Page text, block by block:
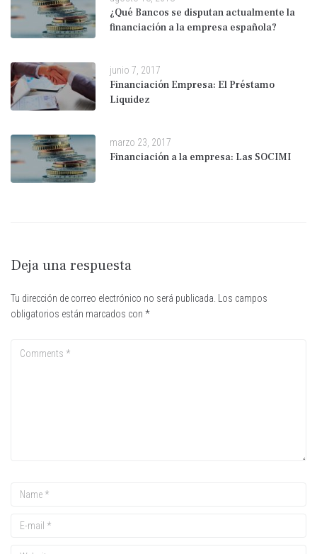
¿Qué Bancos se disputan actualmente la
financiación a la empresa española?
junio 7, 2017
Financiación Empresa: El Préstamo
Liquidez
marzo 23, 2017
Financiación a la empresa: Las SOCIMI
Deja una respuesta
Tu dirección de correo electrónico no será publicada.
Los campos
obligatorios están marcados con *